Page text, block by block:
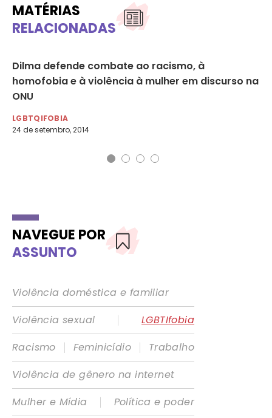
MATÉRIAS
RELACIONADAS
Dilma defende combate ao racismo, à
homofobia e à violência à mulher em discurso na
ONU
LGBTQIFOBIA
24 de setembro, 2014
NAVEGUE POR
ASSUNTO
Violência doméstica e familiar
Violência sexual
|
LGBTIfobia
Racismo
| Feminicídio |
Trabalho
Violência de gênero na internet
Mulher e Mídia
|
Política e poder